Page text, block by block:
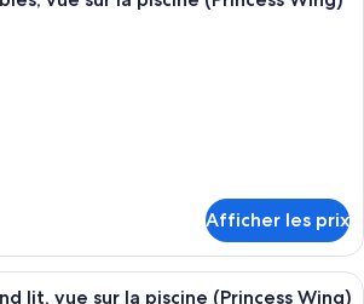
Afficher les prix
Une chambre d’hôtel avec un
lit, vue sur la piscine (Princess Wing)